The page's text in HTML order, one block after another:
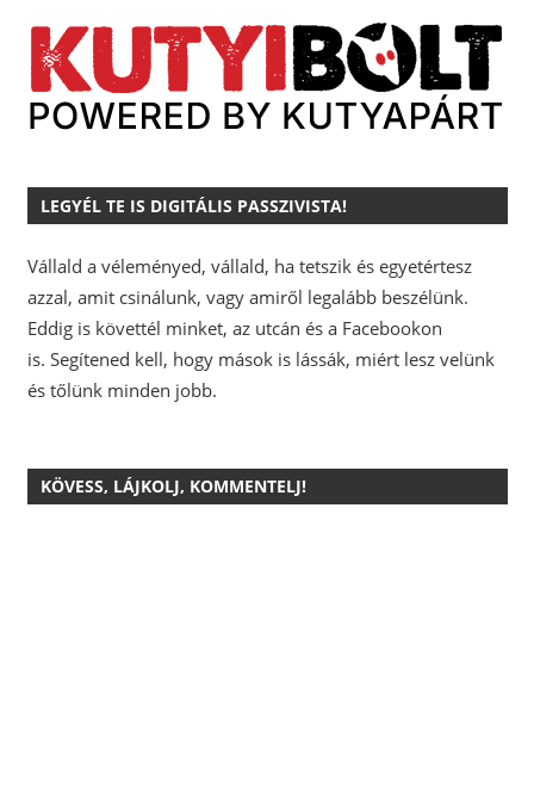
LEGYÉL TE IS DIGITÁLIS PASSZIVISTA!
Vállald a véleményed, vállald, ha tetszik és egyetértesz
azzal, amit csinálunk, vagy amiről legalább beszélünk.
Eddig is követtél minket, az utcán és a Facebookon
is. Segítened kell, hogy mások is lássák, miért lesz velünk
és tőlünk minden jobb.
KÖVESS, LÁJKOLJ, KOMMENTELJ!